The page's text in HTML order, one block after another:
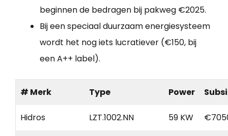
beginnen de bedragen bij pakweg €2025.
Bij een speciaal duurzaam energiesysteem
wordt het nog iets lucratiever (€150, bij
een A++ label).
# Merk Type Power
Hidros LZT.1002.NN 59 KW